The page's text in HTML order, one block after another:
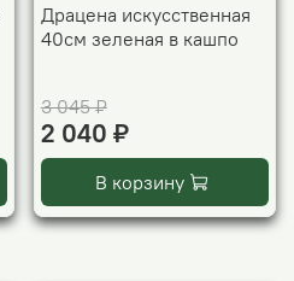
Драцена искусственная
40см зеленая в кашпо
3 045 ₽
2 040 ₽
В корзину